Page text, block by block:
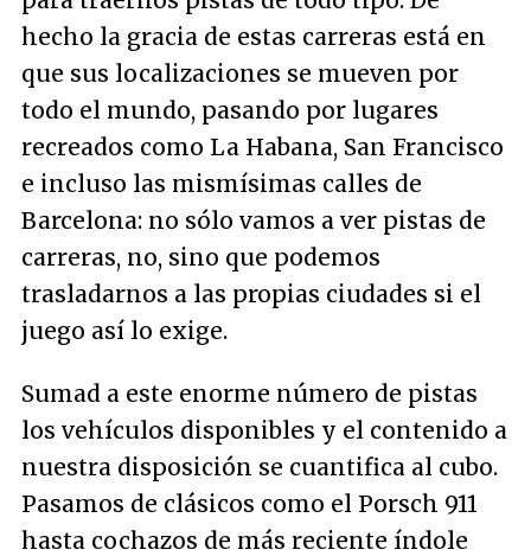
hecho la gracia de estas carreras está en
que sus localizaciones se mueven por
todo el mundo, pasando por lugares
recreados como La Habana, San Francisco
e incluso las mismísimas calles de
Barcelona: no sólo vamos a ver pistas de
carreras, no, sino que podemos
trasladarnos a las propias ciudades si el
juego así lo exige.
Sumad a este enorme número de pistas
los vehículos disponibles y el contenido a
nuestra disposición se cuantifica al cubo.
Pasamos de clásicos como el Porsch 911
hasta cochazos de más reciente índole